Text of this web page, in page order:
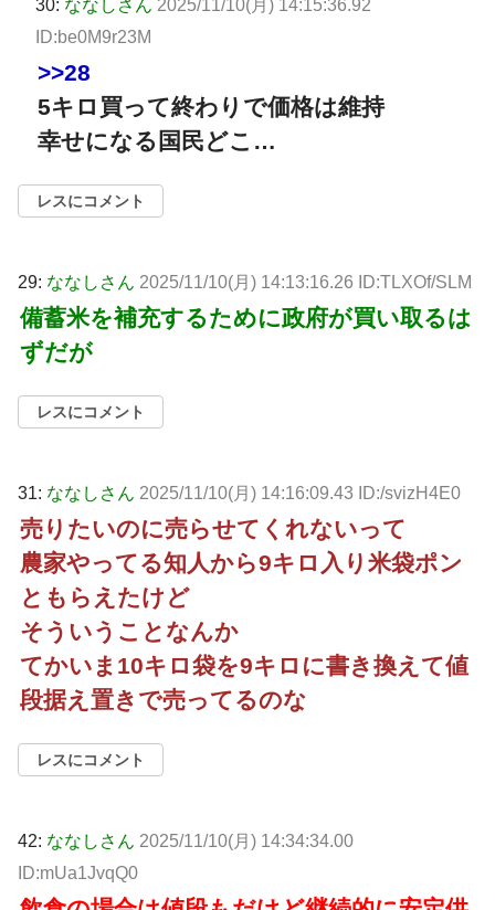
30: ななしさん 2025/11/10(月) 14:15:36.92
ID:be0M9r23M
>>28
5キロ買って終わりで価格は維持
幸せになる国民どこ…
レスにコメント
29: ななしさん 2025/11/10(月) 14:13:16.26 ID:TLXOf/SLM
備蓄米を補充するために政府が買い取るは
ずだが
レスにコメント
31: ななしさん 2025/11/10(月) 14:16:09.43 ID:/svizH4E0
売りたいのに売らせてくれないって
農家やってる知人から9キロ入り米袋ポン
ともらえたけど
そういうことなんか
てかいま10キロ袋を9キロに書き換えて値
段据え置きで売ってるのな
レスにコメント
42: ななしさん 2025/11/10(月) 14:34:34.00
ID:mUa1JvqQ0